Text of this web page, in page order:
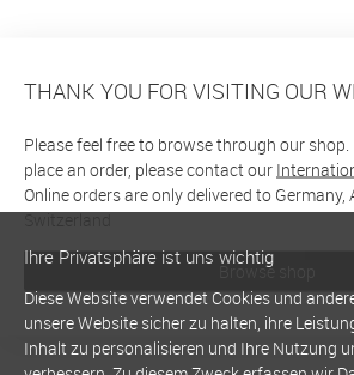
THANK YOU FOR VISITING OUR
Please feel free to browse through our
place an order, please contact our
Online orders are only delivered to Germany,
Switzerland
Browse shop
Ihre Privatsphäre ist uns wichtig
Diese Website verwendet Cookies und
unsere Website sicher zu halten, ihre
Inhalt zu personalisieren und Ihre Nutzung